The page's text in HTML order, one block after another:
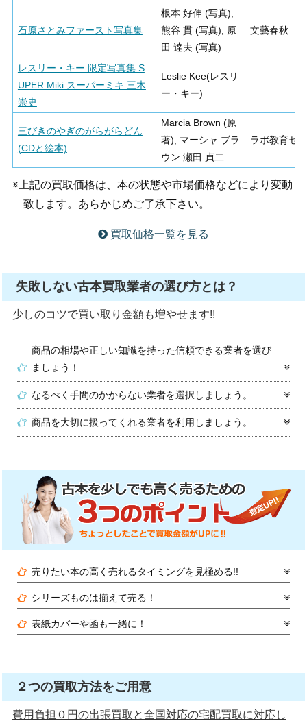
石原さとみファースト写真集
根本 好伸 (写真),
熊谷 貫 (写真), 原
田 達夫 (写真)
文藝春秋
レスリー・キー 限定写真集 S
UPER Miki スーパーミキ 三木
崇史
Leslie Kee(レスリ
ー・キー)
三びきのやぎのがらがらどん
(CDと絵本)
Marcia Brown (原
著), マーシャ ブラ
ウン 瀬田 貞二
ラボ教育セ
※上記の買取価格は、本の状態や市場価格などにより変動
致します。あらかじめご了承下さい。
買取価格一覧を見る
失敗しない古本買取業者の選び方とは？
少しのコツで買い取り金額も増やせます!!
商品の相場や正しい知識を持った信頼できる業者を選び
ましょう！
なるべく手間のかからない業者を選択しましょう。
商品を大切に扱ってくれる業者を利用しましょう。
売りたい本の高く売れるタイミングを見極める!!
シリーズものは揃えて売る！
表紙カバーや函も一緒に！
２つの買取方法をご用意
費用負担０円の出張買取と全国対応の宅配買取に対応し